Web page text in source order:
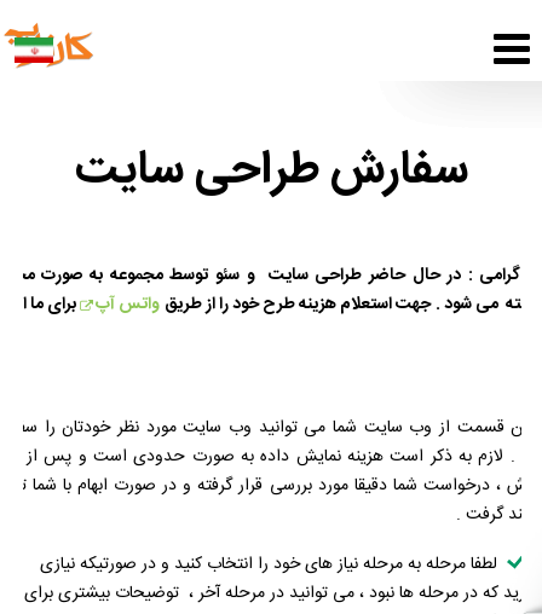
سفارش طراحی سایت
گرامی : در حال حاضر طراحی سایت و سئو توسط مجموعه به صورت
می شود . جهت استعلام هزینه طرح خود را از طریق واتس آپ برای ما
این قسمت از وب سایت شما می توانید وب سایت مورد نظر خودتان را
. لازم به ذکر است هزینه نمایش داده به صورت حدودی است و پس از
، درخواست شما دقیقا مورد بررسی قرار گرفته و در صورت ابهام با شما
گرفت .
لطفا مرحله به مرحله نیاز های خود را انتخاب کنید و در صورتیکه نیازی
دارید که در مرحله ها نبود ، می توانید در مرحله آخر ، توضیحات بیشتری برای ما